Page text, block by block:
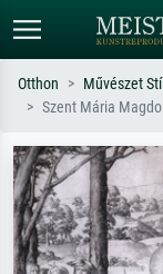
Keressen művész,
szerint – pl. Monet,
impresszionizmus,
akt.
Otthon Művészet
Szent Mária